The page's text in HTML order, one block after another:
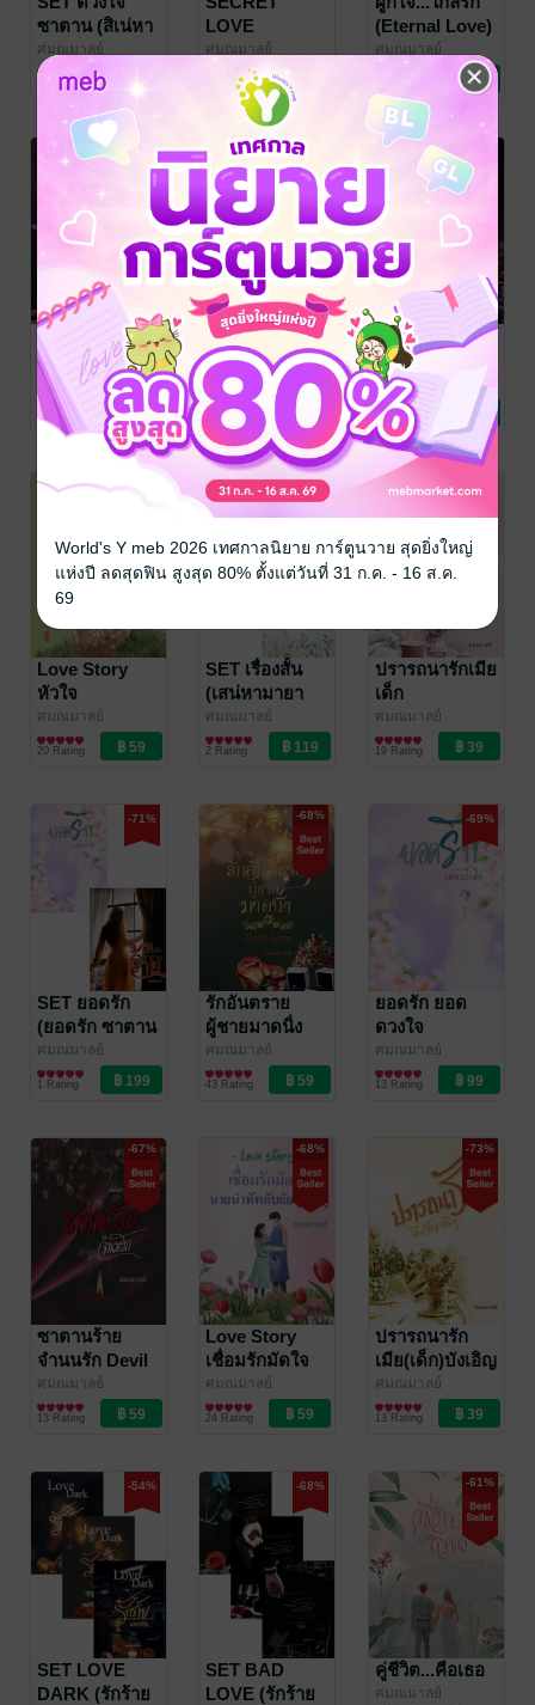
ซาตาน (สิเน่หา
เมียเก็บ
ซาตาน+ซ่อนใจ
ซาตาน+บำเรอ
รักเมียเก็บ
ซาตาน)
ศมณมาลย์
นิยายโรมานซ์
8 Rating
LOVE
รัก(ไม่)ลับ
(Special of
DEVIL LOVE)
ศมณมาลย์
นิยายโรมานซ์
20 Rating
(Eternal Love)
ศมณมาลย์
34 Rating
-68%
BAD LOVE รัก
ร้าย
นาย(หมอ)สุด
เถื่อน
ศมณมาลย์
นิยายโรมานซ์
43 Rating
-68%
เพราะรักจึง
แสดงออก...อ่อย
ยังไงถึงจะได้รัก
ศมณมาลย์
นิยายรัก
23 Rating
BAD LOVE รัก
ร้าย
นาย(บริหาร)เย็น
ชา
ศมณมาลย์
นิยายโรมานซ์
31 Rating
Love Story
หัวใจ
รัก(ร้าย)ของ
นายจอมพล
ศมณมาลย์
นิยายโรมานซ์
20 Rating
-72%
SET เรื่องสั้น
(เสน่หามายา
รัก+สามีร้าย
บงการ
รัก+สัมพันธ์รัก)
ศมณมาลย์
นิยายโรมานซ์
2 Rating
ปรารถนารักเมีย
เด็ก
ศมณมาลย์
นิยายโรมานซ์
19 Rating
-71%
SET ยอดรัก
(ยอดรัก ซาตาน
ร้าย+ยอดรัก
ยอดดวงใจ)
ศมณมาลย์
นิยายโรมานซ์
1 Rating
-68%
รักอันตราย
ผู้ชายมาดนิ่ง
(DEVIL LOVE)
ศมณมาลย์
นิยายโรมานซ์
43 Rating
-69%
ยอดรัก ยอด
ดวงใจ
ศมณมาลย์
นิยายโรมานซ์
13 Rating
-67%
ซาตานร้าย
จำนนรัก Devil
of Love
ศมณมาลย์
นิยายโรมานซ์
13 Rating
-68%
Love Story
เชื่อมรักมัดใจ
นายนำทัพกับยัย
คุณหนู
ศมณมาลย์
นิยายโรมานซ์
24 Rating
-73%
ปรารถนารัก
เมีย(เด็ก)บังเอิญ
ศมณมาลย์
นิยายโรมานซ์
13 Rating
-54%
SET LOVE
DARK (รักร้าย
-68%
SET BAD
LOVE (รักร้าย
-61%
คู่ชีวิต...คือเธอ
ศมณมาลย์
World's Y meb 2026 เทศกาลนิยาย การ์ตูนวาย สุดยิ่งใหญ่
แห่งปี ลดสุดฟิน สูงสุด 80% ตั้งแต่วันที่ 31 ก.ค. - 16 ส.ค.
69